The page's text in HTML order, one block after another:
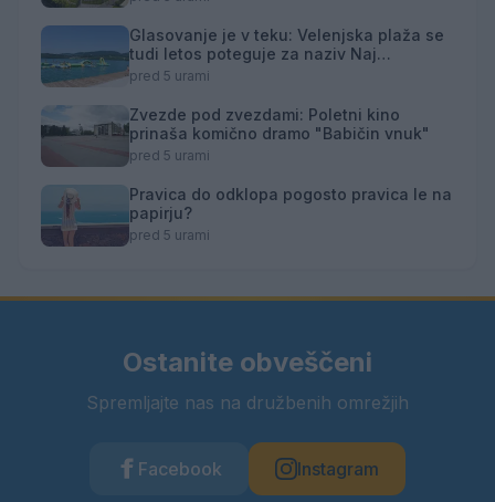
Glasovanje je v teku: Velenjska plaža se
tudi letos poteguje za naziv Naj
kopališče
pred 5 urami
Zvezde pod zvezdami: Poletni kino
prinaša komično dramo "Babičin vnuk"
pred 5 urami
Pravica do odklopa pogosto pravica le na
papirju?
pred 5 urami
Ostanite obveščeni
Spremljajte nas na družbenih omrežjih
Facebook Instagram